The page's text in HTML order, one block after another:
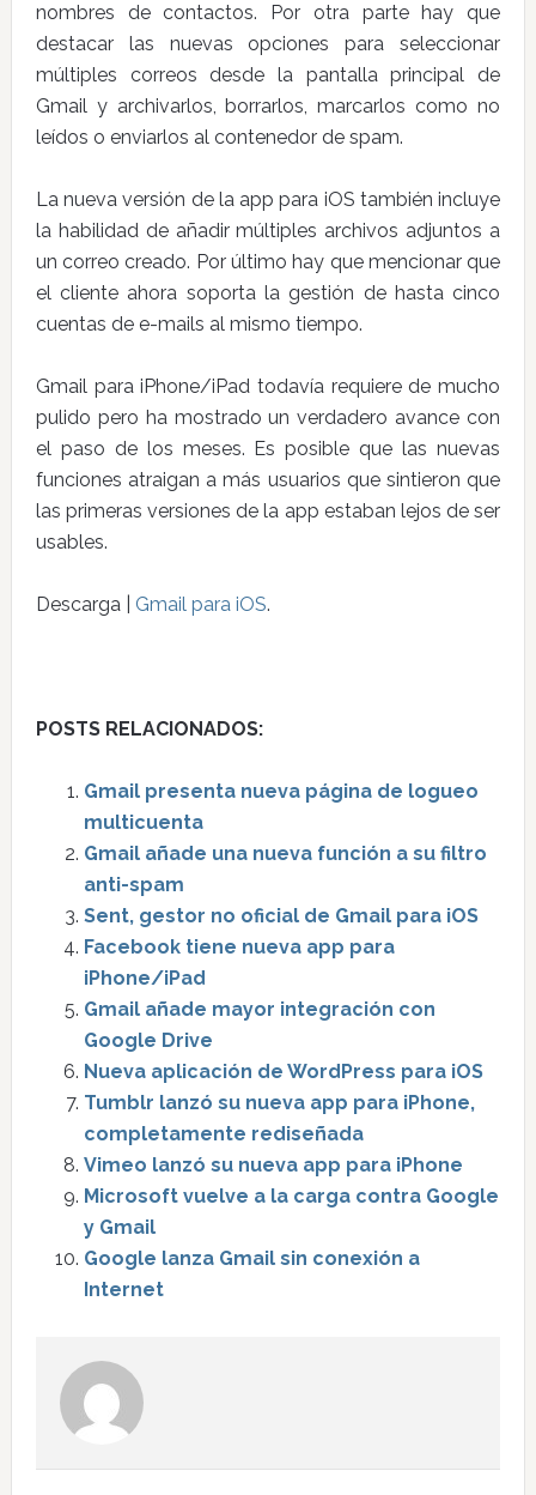
nombres de contactos. Por otra parte hay que
destacar las nuevas opciones para seleccionar
múltiples correos desde la pantalla principal de
Gmail y archivarlos, borrarlos, marcarlos como no
leídos o enviarlos al contenedor de spam.
La nueva versión de la app para iOS también incluye
la habilidad de añadir múltiples archivos adjuntos a
un correo creado. Por último hay que mencionar que
el cliente ahora soporta la gestión de hasta cinco
cuentas de e-mails al mismo tiempo.
Gmail para iPhone/iPad todavía requiere de mucho
pulido pero ha mostrado un verdadero avance con
el paso de los meses. Es posible que las nuevas
funciones atraigan a más usuarios que sintieron que
las primeras versiones de la app estaban lejos de ser
usables.
Descarga | Gmail para iOS.
POSTS RELACIONADOS:
Gmail presenta nueva página de logueo
multicuenta
Gmail añade una nueva función a su filtro
anti-spam
Sent, gestor no oficial de Gmail para iOS
Facebook tiene nueva app para
iPhone/iPad
Gmail añade mayor integración con
Google Drive
Nueva aplicación de WordPress para iOS
Tumblr lanzó su nueva app para iPhone,
completamente rediseñada
Vimeo lanzó su nueva app para iPhone
Microsoft vuelve a la carga contra Google
y Gmail
Google lanza Gmail sin conexión a
Internet